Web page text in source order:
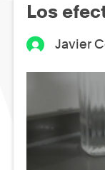
Los
Javier